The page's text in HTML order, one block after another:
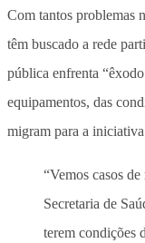
Com tantos problemas
têm buscado a rede
pública enfrenta
equipamentos, das
migram para a
“Vemos casos
Secretaria de
terem condições